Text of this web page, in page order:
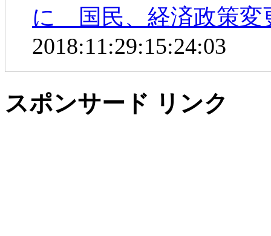
に 国民、経済政策変
2018:11:29:15:24:03
スポンサード リンク